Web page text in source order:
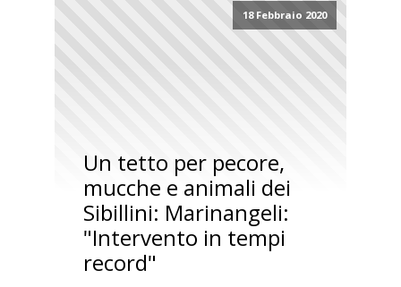
18 Febbraio 2020
Un tetto per pecore,
mucche e animali dei
Sibillini: Marinangeli:
"Intervento in tempi
record"